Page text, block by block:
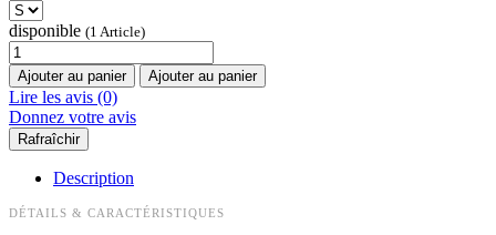
disponible (1 Article)
Ajouter au panier Ajouter au panier
Lire les avis (0)
Donnez votre avis
Description
DÉTAILS & CARACTÉRISTIQUES